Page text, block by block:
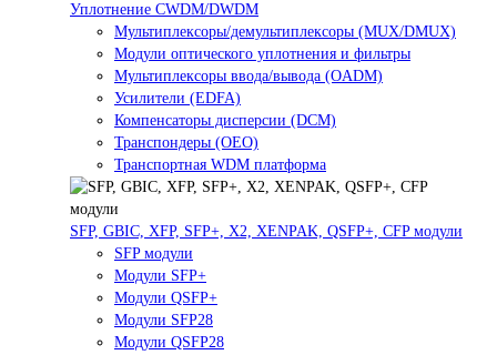
Уплотнение CWDM/DWDM
Мультиплексоры/демультиплексоры (MUX/DMUX)
Модули оптического уплотнения и фильтры
Мультиплексоры ввода/вывода (OADM)
Усилители (EDFA)
Компенсаторы дисперсии (DCM)
Транспондеры (OEO)
Транспортная WDM платформа
SFP, GBIC, XFP, SFP+, X2, XENPAK, QSFP+, CFP модули
SFP модули
Модули SFP+
Модули QSFP+
Модули SFP28
Модули QSFP28